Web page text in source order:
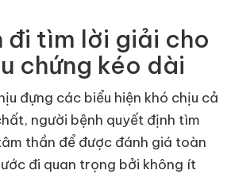
đi tìm lời giải cho
chứng kéo dài
đựng các biểu hiện khó chịu cả
người bệnh quyết định tìm
thần để được đánh giá toàn
đi quan trọng bởi không ít